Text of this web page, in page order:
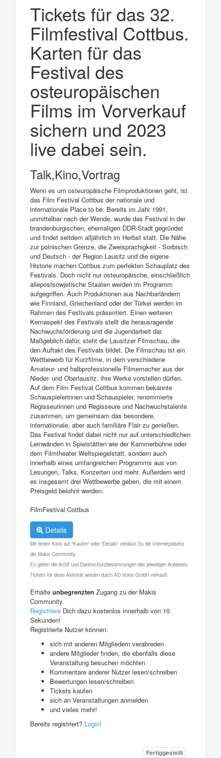
Tickets für das 32.
Filmfestival Cottbus.
Karten für das
Festival des
osteuropäischen
Films im Vorverkauf
sichern und 2023
live dabei sein.
Talk,Kino,Vortrag
Wenn es um osteuropäische Filmproduktionen geht, ist
das Film Festival Cottbus der nationale und
internationale Place to be. Bereits im Jahr 1991,
unmittelbar nach der Wende, wurde das Festival in der
brandenburgischen, ehemaligen DDR-Stadt gegründet
und findet seitdem alljährlich im Herbst statt. Die Nähe
zur polnischen Grenze, die Zweisprachigkeit - Sorbisch
und Deutsch - der Region Lausitz und die eigene
Historie machen Cottbus zum perfekten Schauplatz des
Festivals. Doch nicht nur osteuropäische, einschließlich
allepostsowjetische Staaten werden im Programm
aufgegriffen. Auch Produktionen aus Nachbarländern
wie Finnland, Griechenland oder der Türkei werden im
Rahmen des Festivals präsentiert. Einen weiteren
Kernaspekt des Festivals stellt die herausragende
Nachwuchsförderung und die Jugendarbeit dar.
Maßgeblich dafür, steht die Lausitzer Filmschau, die
den Auftakt des Festivals bildet. Die Filmschau ist ein
Wettbewerb für Kurzfilme, in dem verschiedene
Amateur- und halbprofessionelle Filmemacher aus der
Nieder- und Oberlausitz, ihre Werke vorstellen dürfen.
Auf dem Film Festival Cottbus kommen bekannte
Schauspielerinnen und Schauspieler, renommierte
Regisseurinnen und Regisseure und Nachwuchstalente
zusammen, um gemeinsam das besondere,
internationale, aber auch familiäre Flair zu genießen.
Das Festival findet dabei nicht nur auf unterschiedlichen
Leinwänden in Spielstätten wie der Kammerbühne oder
dem Filmtheater Weltspiegelstatt, sondern auch
innerhalb eines umfangreichen Programms aus von
Lesungen, Talks, Konzerten und mehr. Außerdem wird
es insgesamt drei Wettbewerbe geben, die mit einem
Preisgeld belohnt werden.
FilmFestival Cottbus
Details
Mit einem Klick auf "Kaufen" oder "Details" verlässt Du die Internetpräsenz
der Makis Community.
Es gelten die AGB und Datenschutzbestimmungen des jeweiligen Anbieters.
Tickets für diese Aktivität werden durch AD ticket GmbH verkauft.
Erhalte unbegrenzten Zugang zu der Makis
Community.
Registriere Dich dazu kostenlos innerhalb von 10
Sekunden!
Registrierte Nutzer können:
sich mit anderen Mitgliedern verabreden
andere Mitglieder finden, die ebenfalls diese
Veranstaltung besuchen möchten
Kommentare anderer Nutzer lesen/schreiben
Bewertungen lesen/schreiben
Tickets kaufen
sich an Veranstaltungen anmelden
und vieles mehr!
Bereits registriert? Login!
Fertiggestellt